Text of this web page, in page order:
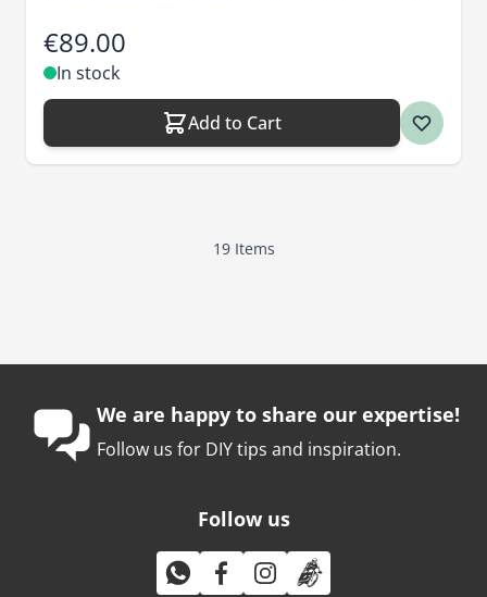
€89.00
In stock
Add to Cart
19Items
We are happy to share our expertise!
Follow us for DIY tips and inspiration.
Follow us